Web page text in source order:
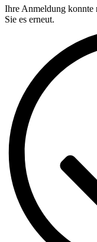
Ihre Anmeldung konnte
Sie es erneut.